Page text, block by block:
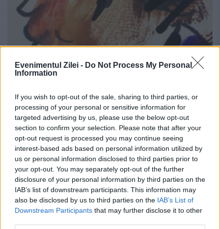
Evenimentul Zilei - Do Not Process My Personal
Information
If you wish to opt-out of the sale, sharing to third parties, or
processing of your personal or sensitive information for
targeted advertising by us, please use the below opt-out
section to confirm your selection. Please note that after your
opt-out request is processed you may continue seeing
interest-based ads based on personal information utilized by
us or personal information disclosed to third parties prior to
your opt-out. You may separately opt-out of the further
disclosure of your personal information by third parties on the
IAB’s list of downstream participants. This information may
also be disclosed by us to third parties on the IAB’s List of
Downstream Participants that may further disclose it to other
Legătura între senatoarea Steliana
Miron și francul elvețian
17 IANUARIE 2015
Indiferența în legătură cu o inițiativă
legislativă este mult mai nocivă decât ce se
întâmplă acum cu francul elvețian. De mai
multe luni urmăresc, așa cum pot și eu, o...